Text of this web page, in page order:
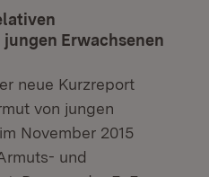
Erwachsenen
neue Kurzreport
von jungen
November 2015
und